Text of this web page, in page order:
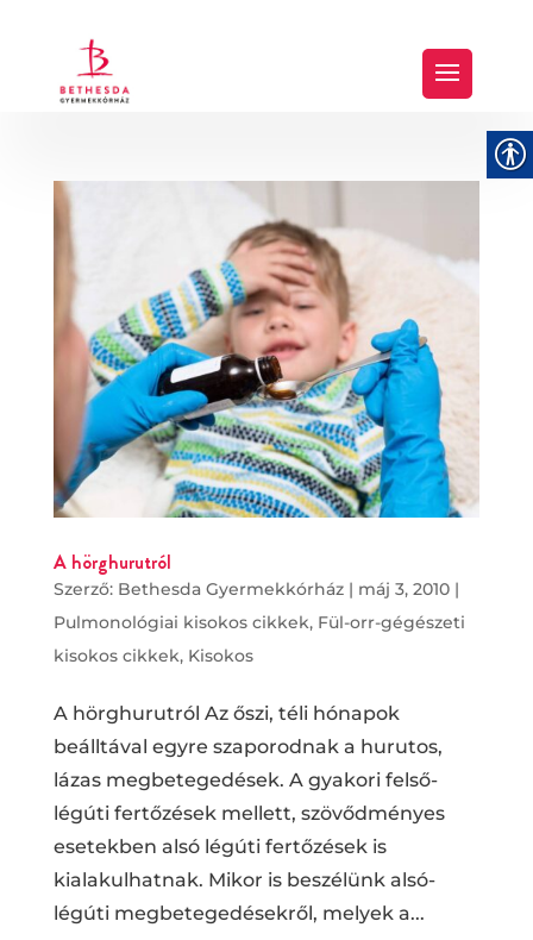
A hörghurutról
Szerző: Bethesda Gyermekkórház| máj 3, 2010|
Pulmonológiai kisokos cikkek, Fül-orr-gégészeti
kisokos cikkek, Kisokos
A hörghurutról Az őszi, téli hónapok
beálltával egyre szaporodnak a hurutos,
lázas megbetegedések. A gyakori felső-
légúti fertőzések mellett, szövődményes
esetekben alsó légúti fertőzések is
kialakulhatnak. Mikor is beszélünk alsó-
légúti megbetegedésekről, melyek a...